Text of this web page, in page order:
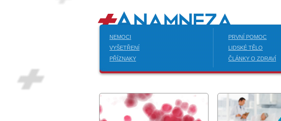
NEMOCI
VYŠETŘENÍ
PŘÍZNAKY
PRVNÍ POMOC
LIDSKÉ TĚLO
ČLÁNKY O ZDRAVÍ